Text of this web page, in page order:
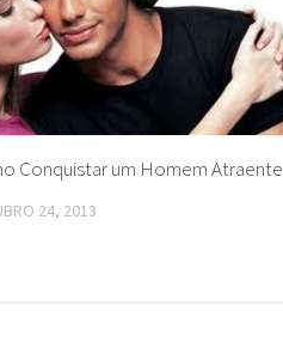
Conquistar um Homem Atraente
24, 2013